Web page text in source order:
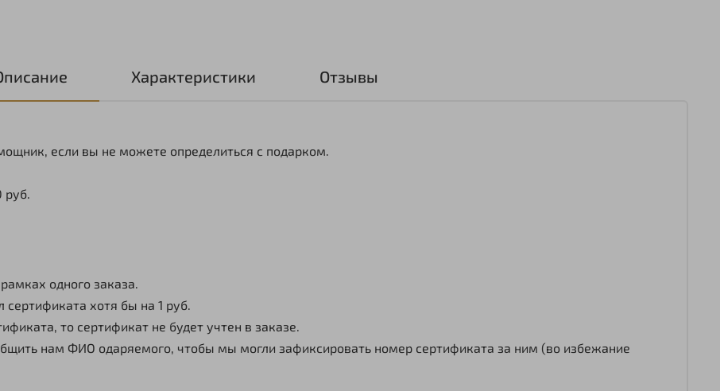
Характеристики Отзывы
если вы не можете определиться с подарком.
руб.
одного заказа.
хотя бы на 1 руб.
то сертификат не будет учтен в заказе.
нам ФИО одаряемого, чтобы мы могли зафиксировать номер сертификата за ним (во избежание